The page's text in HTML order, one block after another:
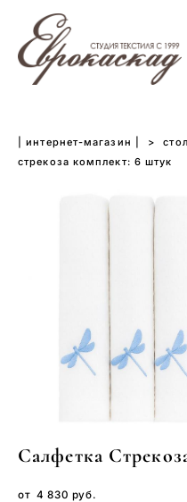
| интернет-магазин | >
стрекоза комплект: 6 штук
Салфетка
от 4 830 pуб.